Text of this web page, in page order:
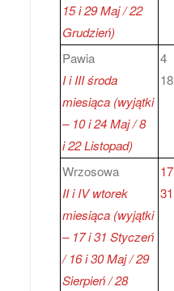
15 i 29 Maj / 22
Grudzień)
Pawia
I i III środa
miesiąca (wyjątki
– 10 i 24 Maj / 8
i 22 Listopad)
4
18
Wrzosowa
II i IV wtorek
miesiąca (wyjątki
– 17 i 31 Styczeń
/ 16 i 30 Maj / 29
Sierpień / 28
17
31